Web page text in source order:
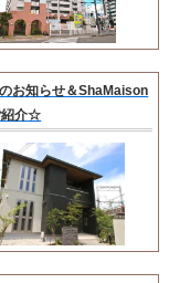
お知らせ＆ShaMaison
紹介☆